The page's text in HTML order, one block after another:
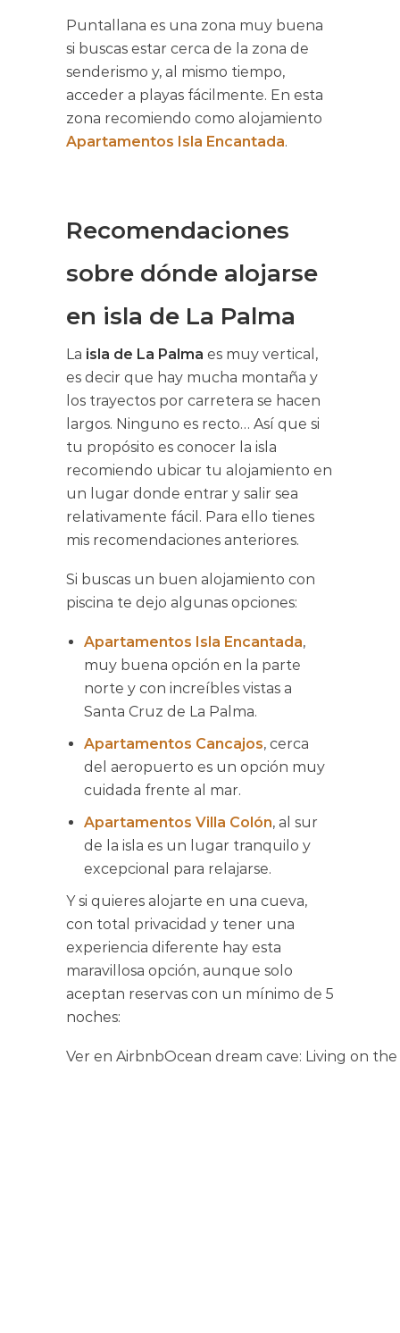
Puntallana es una zona muy buena
si buscas estar cerca de la zona de
senderismo y, al mismo tiempo,
acceder a playas fácilmente. En esta
zona recomiendo como alojamiento
Apartamentos Isla Encantada.
Recomendaciones
sobre dónde alojarse
en isla de La Palma
La isla de La Palma es muy vertical,
es decir que hay mucha montaña y
los trayectos por carretera se hacen
largos. Ninguno es recto… Así que si
tu propósito es conocer la isla
recomiendo ubicar tu alojamiento en
un lugar donde entrar y salir sea
relativamente fácil. Para ello tienes
mis recomendaciones anteriores.
Si buscas un buen alojamiento con
piscina te dejo algunas opciones:
Apartamentos Isla Encantada,
muy buena opción en la parte
norte y con increíbles vistas a
Santa Cruz de La Palma.
Apartamentos Cancajos, cerca
del aeropuerto es un opción muy
cuidada frente al mar.
Apartamentos Villa Colón, al sur
de la isla es un lugar tranquilo y
excepcional para relajarse.
Y si quieres alojarte en una cueva,
con total privacidad y tener una
experiencia diferente hay esta
maravillosa opción, aunque solo
aceptan reservas con un mínimo de 5
noches:
Ver en AirbnbOcean dream cave: Living on